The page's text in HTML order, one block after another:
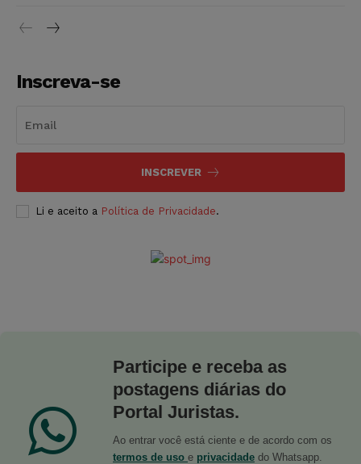
Inscreva-se
INSCREVER
Li e aceito a Política de Privacidade.
Participe e receba as
postagens diárias do
Portal Juristas.
Ao entrar você está ciente e de acordo com os
termos de uso e privacidade do Whatsapp.